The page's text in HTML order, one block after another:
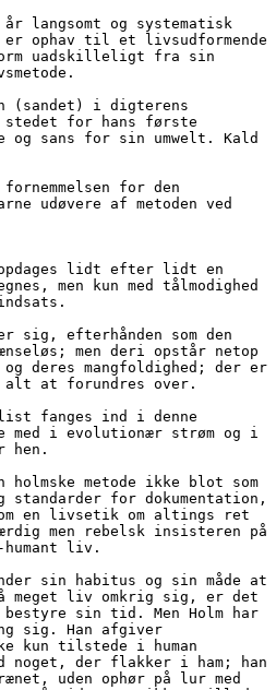
år langsomt og systematisk
ophav til et livsudformende
uadskilleligt fra sin
(sandet) i digterens
stedet for hans første
og sans for sin umwelt. Kald
for den
udøvere af metoden ved
lidt efter lidt en
men kun med tålmodighed
sig, efterhånden som den
men deri opstår netop
deres mangfoldighed; der er
at forundres over.
fanges ind i denne
i evolutionær strøm og i
hen.
metode ikke blot som
standarder for dokumentation,
en livsetik om altings ret
men rebelsk insisteren på
liv.
sin habitus og sin måde at
meget liv omkrig sig, er det
sin tid. Men Holm har
sig. Han afgiver
kun tilstede i human
noget, der flakker i ham; han
uden ophør på lur med